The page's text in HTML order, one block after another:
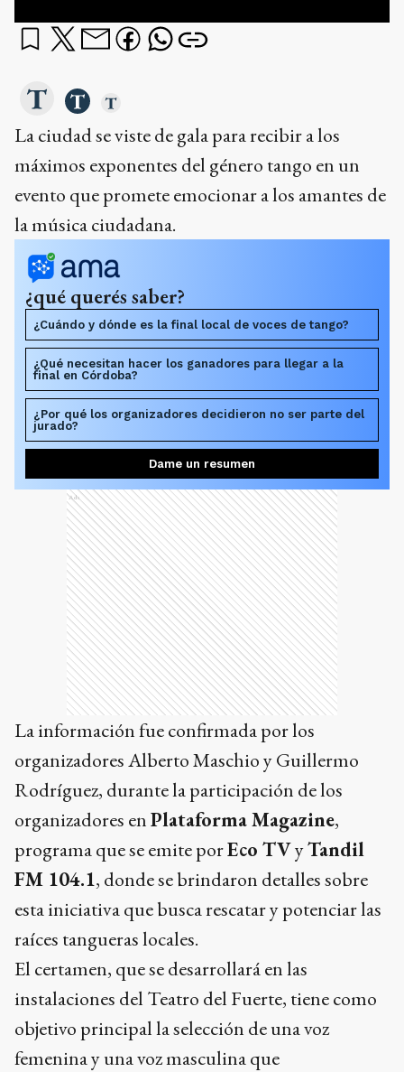
La ciudad se viste de gala para recibir a los
máximos exponentes del género tango en un
evento que promete emocionar a los amantes de
la música ciudadana.
¿qué querés saber?
¿Cuándo y dónde es la final local de voces de tango?
¿Qué necesitan hacer los ganadores para llegar a la
final en Córdoba?
¿Por qué los organizadores decidieron no ser parte del
jurado?
Dame un resumen
Ads
La información fue confirmada por los
organizadores Alberto Maschio y Guillermo
Rodríguez, durante la participación de los
organizadores enPlataforma Magazine,
programa que se emite porEco TVyTandil
FM 104.1, donde se brindaron detalles sobre
esta iniciativa que busca rescatar y potenciar las
raíces tangueras locales.
El certamen, que se desarrollará en las
instalaciones del Teatro del Fuerte, tiene como
objetivo principal la selección de una voz
femenina y una voz masculina que